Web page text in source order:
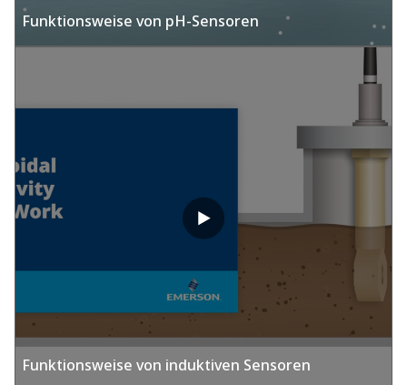
Funktionsweise von pH-Sensoren​
Funktionsweise von induktiven Sensoren​